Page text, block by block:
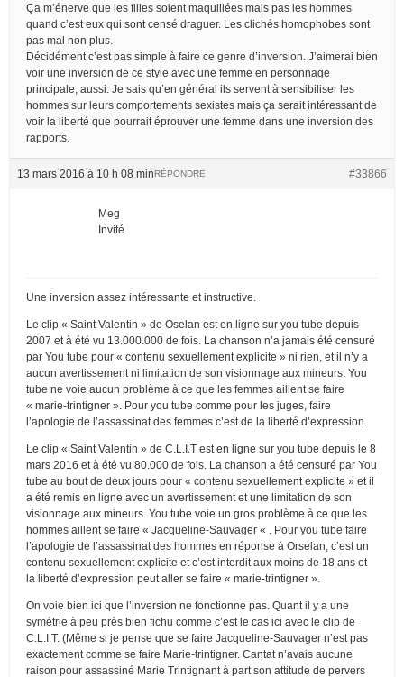
Ça m’énerve que les filles soient maquillées mais pas les hommes
quand c’est eux qui sont censé draguer. Les clichés homophobes sont
pas mal non plus.
Décidément c’est pas simple à faire ce genre d’inversion. J’aimerai bien
voir une inversion de ce style avec une femme en personnage
principale, aussi. Je sais qu’en général ils servent à sensibiliser les
hommes sur leurs comportements sexistes mais ça serait intéressant de
voir la liberté que pourrait éprouver une femme dans une inversion des
rapports.
13 mars 2016 à 10 h 08 min #33866
RÉPONDRE
Meg
Invité
Une inversion assez intéressante et instructive.
Le clip « Saint Valentin » de Oselan est en ligne sur you tube depuis
2007 et à été vu 13.000.000 de fois. La chanson n’a jamais été censuré
par You tube pour « contenu sexuellement explicite » ni rien, et il n’y a
aucun avertissement ni limitation de son visionnage aux mineurs. You
tube ne voie aucun problème à ce que les femmes aillent se faire
« marie-trintigner ». Pour you tube comme pour les juges, faire
l’apologie de l’assassinat des femmes c’est de la liberté d’expression.
Le clip « Saint Valentin » de C.L.I.T est en ligne sur you tube depuis le 8
mars 2016 et à été vu 80.000 de fois. La chanson a été censuré par You
tube au bout de deux jours pour « contenu sexuellement explicite » et il
a été remis en ligne avec un avertissement et une limitation de son
visionnage aux mineurs. You tube voie un gros problème à ce que les
hommes aillent se faire « Jacqueline-Sauvager « . Pour you tube faire
l’apologie de l’assassinat des hommes en réponse à Orselan, c’est un
contenu sexuellement explicite et c’est interdit aux moins de 18 ans et
la liberté d’expression peut aller se faire « marie-trintigner ».
On voie bien ici que l’inversion ne fonctionne pas. Quant il y a une
symétrie à peu près bien fichu comme c’est le cas ici avec le clip de
C.L.I.T. (Même si je pense que se faire Jacqueline-Sauvager n’est pas
exactement comme se faire Marie-trintigner. Cantat n’avais aucune
raison pour assassiné Marie Trintignant à part son attitude de pervers